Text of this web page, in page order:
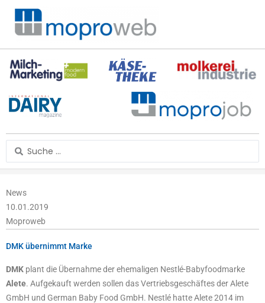
Zum
Inhalt
springen
Search
...
News
10.01.2019
Moproweb
DMK übernimmt Marke
DMK plant die Übernahme der ehemaligen Nestlé-Babyfoodmarke
Alete. Aufgekauft werden sollen das Vertriebsgeschäftes der Alete
GmbH und German Baby Food GmbH. Nestlé hatte Alete 2014 im